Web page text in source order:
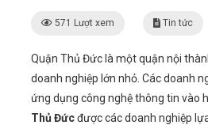
571 Lượt xem Tin tức
Quận Thủ Đức là một quận nội
doanh nghiệp lớn nhỏ. Các doanh
ứng dụng công nghệ thông tin vào
Thủ Đứcđược các doanh nghiệp